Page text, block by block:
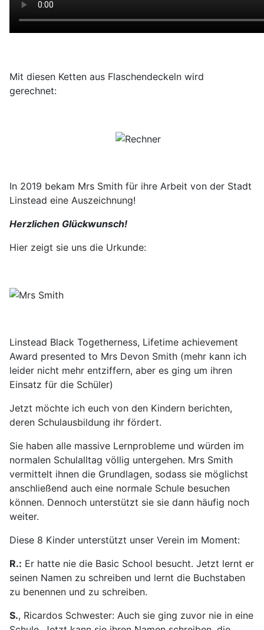
Mit diesen Ketten aus Flaschendeckeln wird
gerechnet:
In 2019 bekam Mrs Smith für ihre Arbeit von der Stadt
Linstead eine Auszeichnung!
Herzlichen Glückwunsch!
Hier zeigt sie uns die Urkunde:
Linstead Black Togetherness, Lifetime achievement
Award presented to Mrs Devon Smith (mehr kann ich
leider nicht mehr entziffern, aber es ging um ihren
Einsatz für die Schüler)
Jetzt möchte ich euch von den Kindern berichten,
deren Schulausbildung ihr fördert.
Sie haben alle massive Lernprobleme und würden im
normalen Schulalltag völlig untergehen. Mrs Smith
vermittelt ihnen die Grundlagen, sodass sie möglichst
anschließend auch eine normale Schule besuchen
können. Dennoch unterstützt sie sie dann häufig noch
weiter.
Diese 8 Kinder unterstützt unser Verein im Moment:
R.: Er hatte nie die Basic School besucht. Jetzt lernt er
seinen Namen zu schreiben und lernt die Buchstaben
zu benennen und zu schreiben.
S., Ricardos Schwester: Auch sie ging zuvor nie in eine